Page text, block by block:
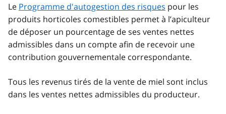
Le Programme d'autogestion des risques pour les
produits horticoles comestibles permet à l’apiculteur
de déposer un pourcentage de ses ventes nettes
admissibles dans un compte afin de recevoir une
contribution gouvernementale correspondante.
Tous les revenus tirés de la vente de miel sont inclus
dans les ventes nettes admissibles du producteur.